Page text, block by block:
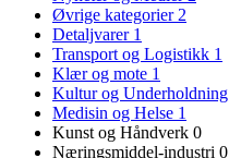
Øvrige kategorier 2
Detaljvarer 1
Transport og Logistikk 1
Klær og mote 1
Kultur og Underholdning
Medisin og Helse 1
Kunst og Håndverk 0
Næringsmiddel-industri 0